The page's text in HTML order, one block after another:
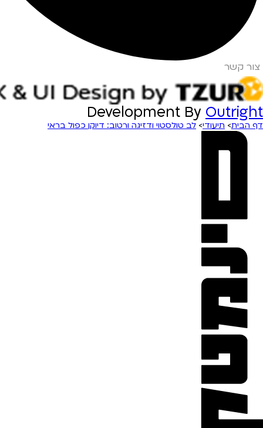
צור קשר
Development By Outright
דף הבית> תיעודי> לב טולסטוי ודזיגה ורטוב: דיוקן כפול בראי